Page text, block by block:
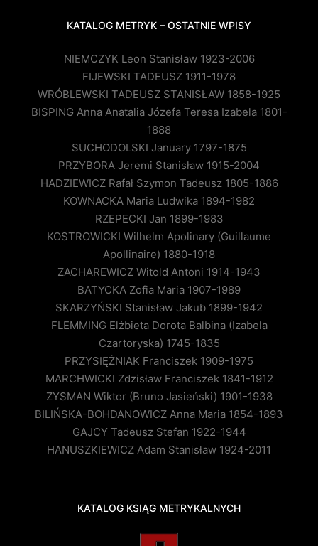
KATALOG METRYK – OSTATNIE WPISY
NIEMCZYK Leon Stanisław 1923-2006
FIJEWSKI TADEUSZ 1911-1978
WRÓBLEWSKI TADEUSZ STANISŁAW 1858-1925
BISPING Anna Anatalia Józefa Teresa Izabela 1801-
1888
SUCHODOLSKI January 1797-1875
PRZYBORA Jeremi Stanisław 1915-2004
HADZIEWICZ Rafał Szymon Tadeusz 1805-1886
KOWNACKA Maria Ludwika 1894-1982
RZEPECKI Jan 1899-1983
KOSTROWICKI Wilhelm Apolinary (Guillaume
Apollinaire) 1880-1918
ZACHAREWICZ Witold Antoni 1914-1943
BATYCKA Zofia Maria 1907-1989
SKARZYŃSKI Stanisław Jakub 1899-1942
FLEMMING Elżbieta Dorota Balbina (Izabela
Czartoryska) 1745-1835
PRZYSIĘŻNIAK Franciszek 1909-1975
MARCHWICKI Zdzisław Franciszek 1841-1912
ZYSMAN Wiktor (Bruno Jasieński) 1901-1938
BILIŃSKA-BOHDANOWICZ Anna Maria 1854-1893
GAJCY Tadeusz Stefan 1922-1944
HANUSZKIEWICZ Adam Stanisław 1924-2011
KATALOG KSIĄG METRYKALNYCH